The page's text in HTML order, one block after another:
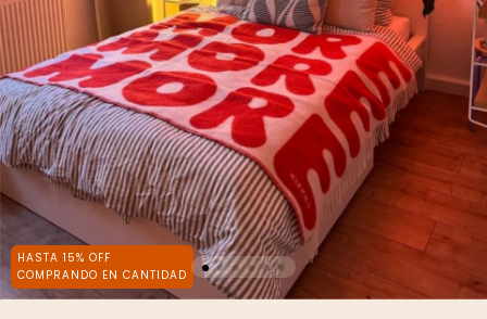
HASTA 15% OFF
COMPRANDO EN CANTIDAD